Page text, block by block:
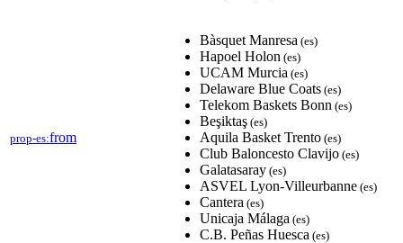
prop-es:from
Bàsquet Manresa (es)
Hapoel Holon (es)
UCAM Murcia (es)
Delaware Blue Coats (es)
Telekom Baskets Bonn (es)
Beşiktaş (es)
Aquila Basket Trento (es)
Club Baloncesto Clavijo (es)
Galatasaray (es)
ASVEL Lyon-Villeurbanne (es)
Cantera (es)
Unicaja Málaga (es)
C.B. Peñas Huesca (es)